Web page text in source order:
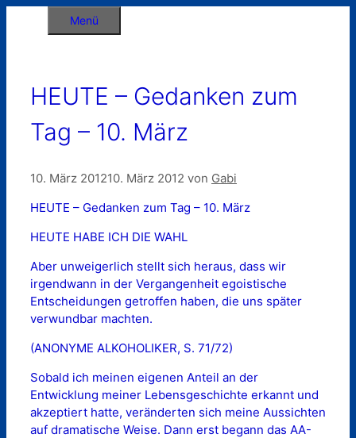
Menü
HEUTE – Gedanken zum
Tag – 10. März
10. März 201210. März 2012 von Gabi
HEUTE – Gedanken zum Tag – 10. März
HEUTE HABE ICH DIE WAHL
Aber unweigerlich stellt sich heraus, dass wir
irgendwann in der Vergangenheit egoistische
Entscheidungen getroffen haben, die uns später
verwundbar machten.
(ANONYME ALKOHOLIKER, S. 71/72)
Sobald ich meinen eigenen Anteil an der
Entwicklung meiner Lebensgeschichte erkannt und
akzeptiert hatte, veränderten sich meine Aussichten
auf dramatische Weise. Dann erst begann das AA-